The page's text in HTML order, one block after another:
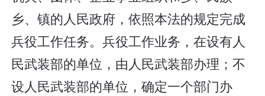
乡、镇的人民政府，依照本法的规定完成
兵役工作任务。兵役工作业务，在设有人
民武装部的单位，由人民武装部办理；不
设人民武装部的单位，确定一个部门办